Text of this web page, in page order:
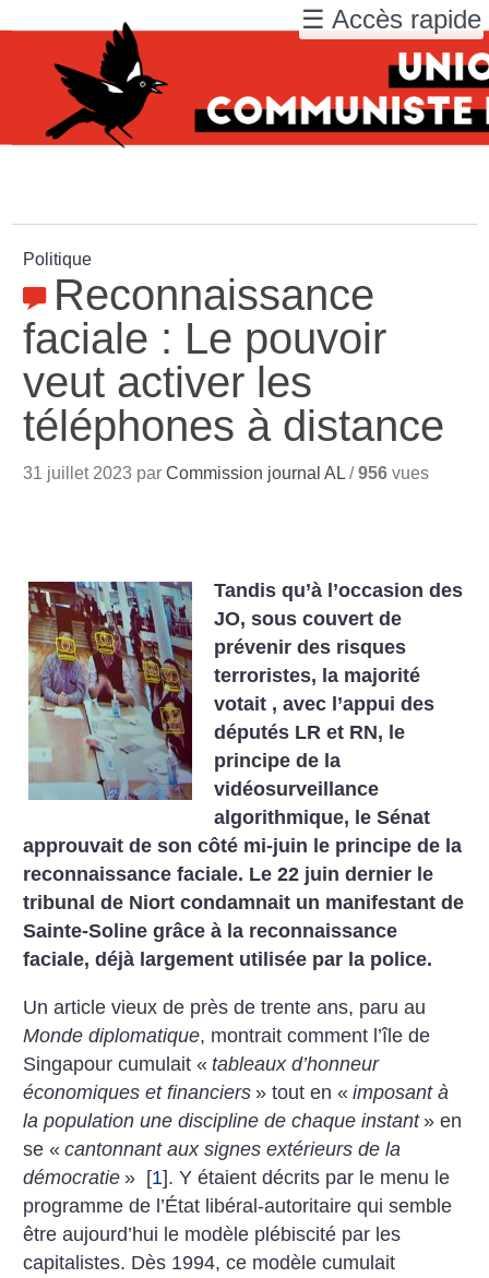
Politique
Reconnaissance
faciale : Le pouvoir
veut activer les
téléphones à distance
31 juillet 2023 parCommission journal AL /956 vues
Tandis qu’à l’occasion des
JO, sous couvert de
prévenir des risques
terroristes, la majorité
votait , avec l’appui des
députés LR et RN, le
principe de la
vidéosurveillance
algorithmique, le Sénat
approuvait de son côté mi-juin le principe de la
reconnaissance faciale. Le 22 juin dernier le
tribunal de Niort condamnait un manifestant de
Sainte-Soline grâce à la reconnaissance
faciale, déjà largement utilisée par la police.
Un article vieux de près de trente ans, paru au
Monde diplomatique, montrait comment l’île de
Singapour cumulait « tableaux d’honneur
économiques et financiers » tout en « imposant à
la population une discipline de chaque instant » en
se « cantonnant aux signes extérieurs de la
démocratie » [1]. Y étaient décrits par le menu le
programme de l’État libéral-autoritaire qui semble
être aujourd’hui le modèle plébiscité par les
capitalistes. Dès 1994, ce modèle cumulait
☰ Accès rapide